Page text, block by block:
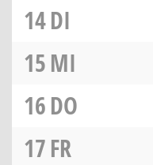
14DI
15MI
16DO
17FR